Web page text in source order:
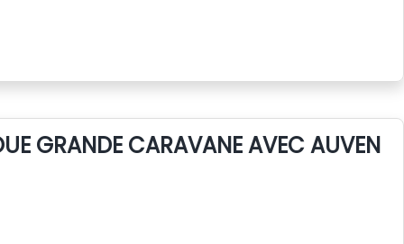
GRANDE CARAVANE AVEC AUVENT